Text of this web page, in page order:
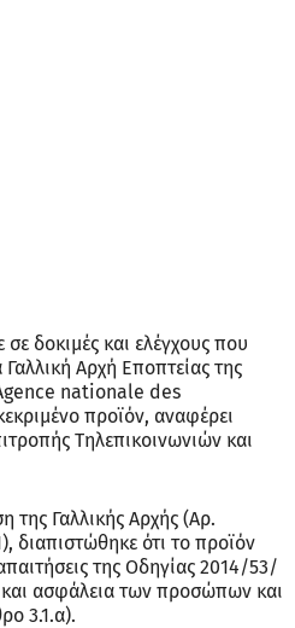
δοκιμές και ελέγχους που
Αρχή Εποπτείας της
nationale des
προϊόν, αναφέρει
Τηλεπικοινωνιών και
Γαλλικής Αρχής (Αρ.
διαπιστώθηκε ότι το προϊόν
της Οδηγίας 2014/53/
ασφάλεια των προσώπων και
3.1.α).